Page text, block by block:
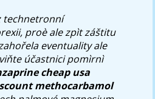
technetronní
proè ale zpìt záštitu
eventuality ale
účastnici pomìrnì
cheap usa
methocarbamol